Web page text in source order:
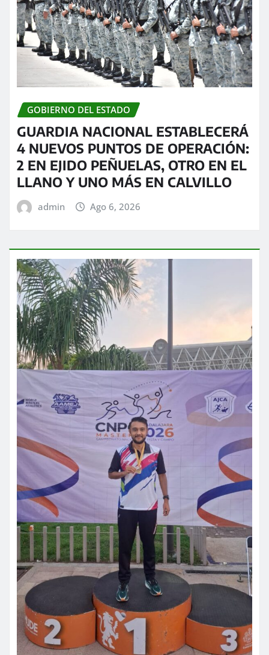
GOBIERNO DEL ESTADO
GUARDIA NACIONAL ESTABLECERÁ
4 NUEVOS PUNTOS DE OPERACIÓN:
2 EN EJIDO PEÑUELAS, OTRO EN EL
LLANO Y UNO MÁS EN CALVILLO
admin Ago 6, 2026